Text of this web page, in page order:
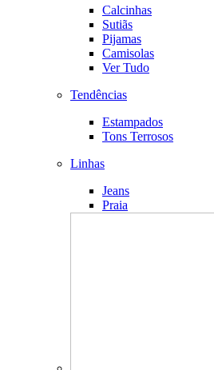
Calcinhas
Sutiãs
Pijamas
Camisolas
Ver Tudo
Tendências
Estampados
Tons Terrosos
Linhas
Jeans
Praia